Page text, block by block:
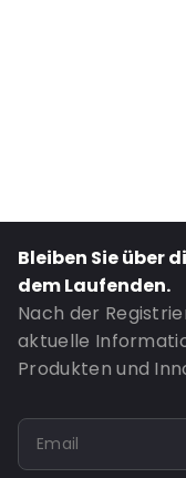
Bleiben Sie über
dem Laufenden.
Nach der
aktuelle
Produkten und